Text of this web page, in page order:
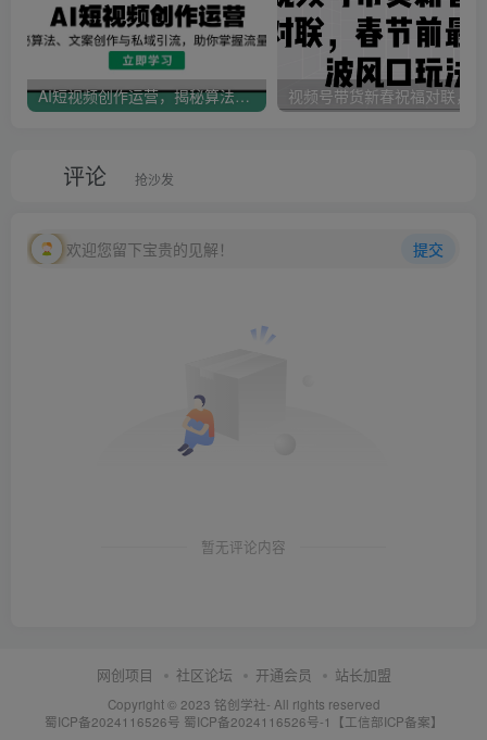
AI短视频创作运营，揭秘算法、文案创作与私域引流，助你掌握流量密码
评论 抢沙发
欢迎您留下宝贵的见解！ 提交
暂无评论内容
网创项目 社区论坛 开通会员 站长加盟
Copyright © 2023 铭创学社- All rights reserved
蜀ICP备2024116526号 蜀ICP备2024116526号-1【工信部ICP备案】